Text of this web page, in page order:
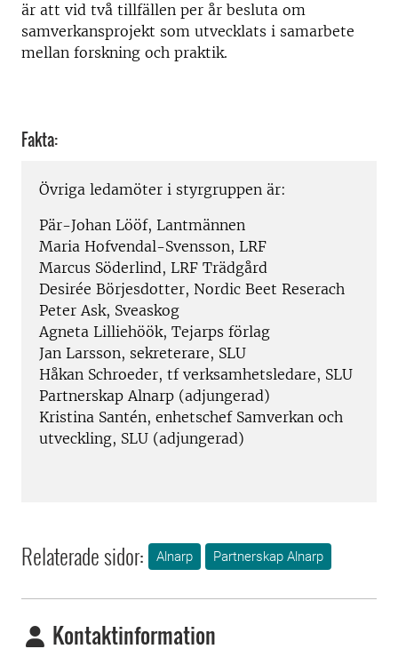
är att vid två tillfällen per år besluta om
samverkansprojekt som utvecklats i samarbete
mellan forskning och praktik.
Fakta:
Övriga ledamöter i styrgruppen är:
Pär-Johan Lööf, Lantmännen
Maria Hofvendal-Svensson, LRF
Marcus Söderlind, LRF Trädgård
Desirée Börjesdotter, Nordic Beet Reserach
Peter Ask, Sveaskog
Agneta Lilliehöök, Tejarps förlag
Jan Larsson, sekreterare, SLU
Håkan Schroeder, tf verksamhetsledare, SLU
Partnerskap Alnarp (adjungerad)
Kristina Santén, enhetschef Samverkan och
utveckling, SLU (adjungerad)
Relaterade sidor: Alnarp Partnerskap Alnarp
Kontaktinformation